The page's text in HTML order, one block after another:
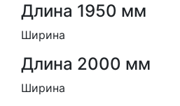
Длина 1950 мм
Ширина
Длина 2000 мм
Ширина